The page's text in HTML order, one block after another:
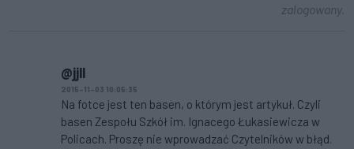
zalogowany.
@jjll
2015-11-03 10:05:35
Na fotce jest ten basen, o którym jest artykuł. Czyli
basen Zespołu Szkół im. Ignacego Łukasiewicza w
Policach. Proszę nie wprowadzać Czytelników w błąd.